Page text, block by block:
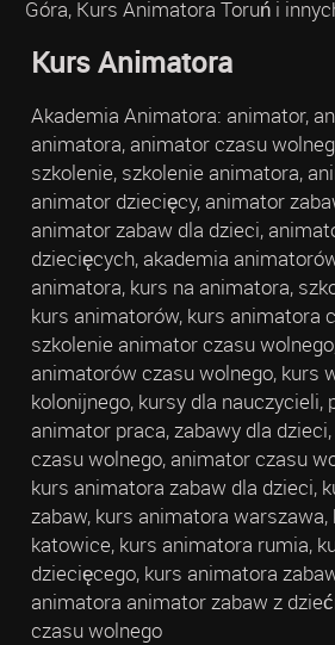
Góra, Kurs Animatora Toruń i
Kurs Animatora
Akademia Animatora: animator,
animatora, animator czasu
szkolenie, szkolenie animatora,
animator dziecięcy, animator
animator zabaw dla dzieci,
dziecięcych, akademia
animatora, kurs na animatora,
kurs animatorów, kurs animatora
szkolenie animator czasu
animatorów czasu wolnego, kurs
kolonijnego, kursy dla nauczycieli,
animator praca, zabawy dla
czasu wolnego, animator czasu
kurs animatora zabaw dla dzieci,
zabaw, kurs animatora
katowice, kurs animatora rumia,
dziecięcego, kurs animatora
animatora animator zabaw z
czasu wolnego